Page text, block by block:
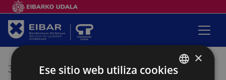
30/03/2023 17:00-19:00
×
Ese sitio web utiliza cookies